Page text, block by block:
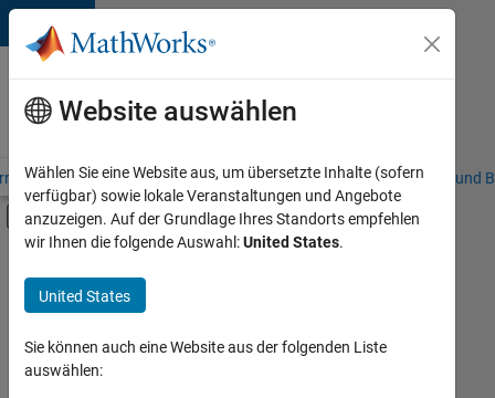
Weiter zum Inhalt
Karriere
bei
MathWorks
– Übersicht Stellensuche Niederlassungen Studierende und
Umschaltung für Off-Canvas-
Hauptinhalt
Information Technology
Commercial Sales
Customer Support
Education Sales
+8
Website auswählen
Wählen Sie eine Website aus, um übersetzte Inhalte (sofern
verfügbar) sowie lokale Veranstaltungen und Angebote
anzuzeigen. Auf der Grundlage Ihres Standorts empfehlen
wir Ihnen die folgende Auswahl:United States.
United States
Sie können auch eine Website aus der folgenden Liste
auswählen: